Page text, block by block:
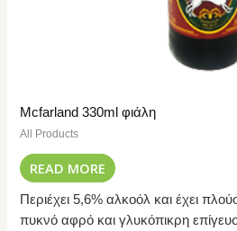
Mcfarland 330ml φιάλη
All Products
READ MORE
Περιέχει 5,6% αλκοόλ και έχει
πυκνό αφρό και γλυκόπικρη